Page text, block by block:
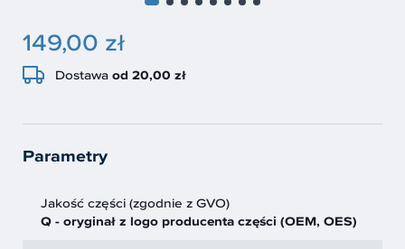
149,00 zł
Dostawa od 20,00 zł
Parametry
Jakość części (zgodnie z GVO)
Q - oryginał z logo producenta części (OEM, OES)